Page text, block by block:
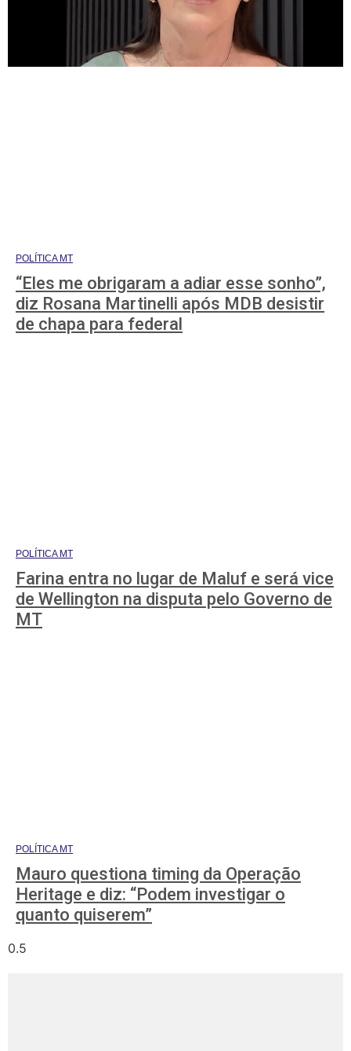
POLÍTICA MT
“Eles me obrigaram a adiar esse sonho”,
diz Rosana Martinelli após MDB desistir
de chapa para federal
POLÍTICA MT
Farina entra no lugar de Maluf e será vice
de Wellington na disputa pelo Governo de
MT
POLÍTICA MT
Mauro questiona timing da Operação
Heritage e diz: “Podem investigar o
quanto quiserem”